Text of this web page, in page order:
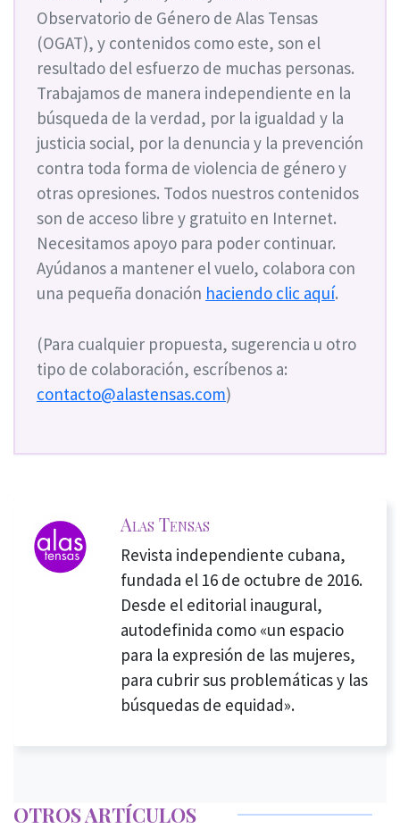
Observatorio de Género de Alas Tensas
(OGAT), y contenidos como este, son el
resultado del esfuerzo de muchas personas.
Trabajamos de manera independiente en la
búsqueda de la verdad, por la igualdad y la
justicia social, por la denuncia y la prevención
contra toda forma de violencia de género y
otras opresiones. Todos nuestros contenidos
son de acceso libre y gratuito en Internet.
Necesitamos apoyo para poder continuar.
Ayúdanos a mantener el vuelo, colabora con
una pequeña donación haciendo clic aquí.
(Para cualquier propuesta, sugerencia u otro
tipo de colaboración, escríbenos a:
contacto@alastensas.com)
Alas Tensas
Revista independiente cubana,
fundada el 16 de octubre de 2016.
Desde el editorial inaugural,
autodefinida como «un espacio
para la expresión de las mujeres,
para cubrir sus problemáticas y las
búsquedas de equidad».
OTROS ARTÍCULOS